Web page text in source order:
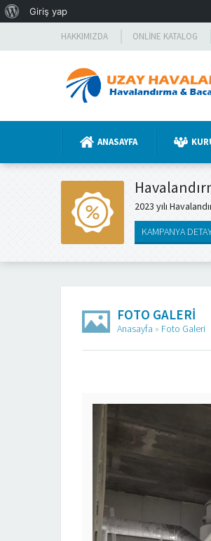
HAKKIMIZDA ONLINE KATALOG
ANASAYFA
2023 yılı
KAMPANYA
FOTO GALERI
Anasayfa » Foto Galeri
WordPress
Giriş yap